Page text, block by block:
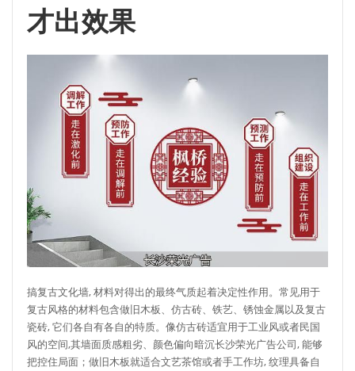
才出效果
搞复古文化墙, 材料对得出的最终气质起着决定性作用。常见用于
复古风格的材料包含做旧木板、仿古砖、铁艺、锈蚀金属以及复古
瓷砖, 它们各自有各自的特质。像仿古砖适宜用于工业风或者民国
风的空间,其墙面质感粗劣、颜色偏向暗沉长沙荣光广告公司, 能够
把控住局面；做旧木板就适合文艺茶馆或者手工作坊, 纹理具备自